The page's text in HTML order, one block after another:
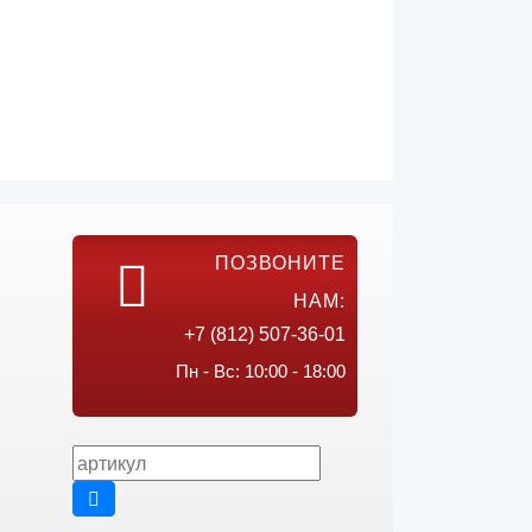
ПОЗВОНИТЕ
НАМ:
+7 (812) 507-36-01
Пн - Вс: 10:00 - 18:00